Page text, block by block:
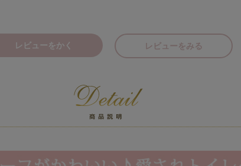
レビューをかく レビューをみる